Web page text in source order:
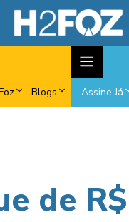
Blogs Assine Já
de